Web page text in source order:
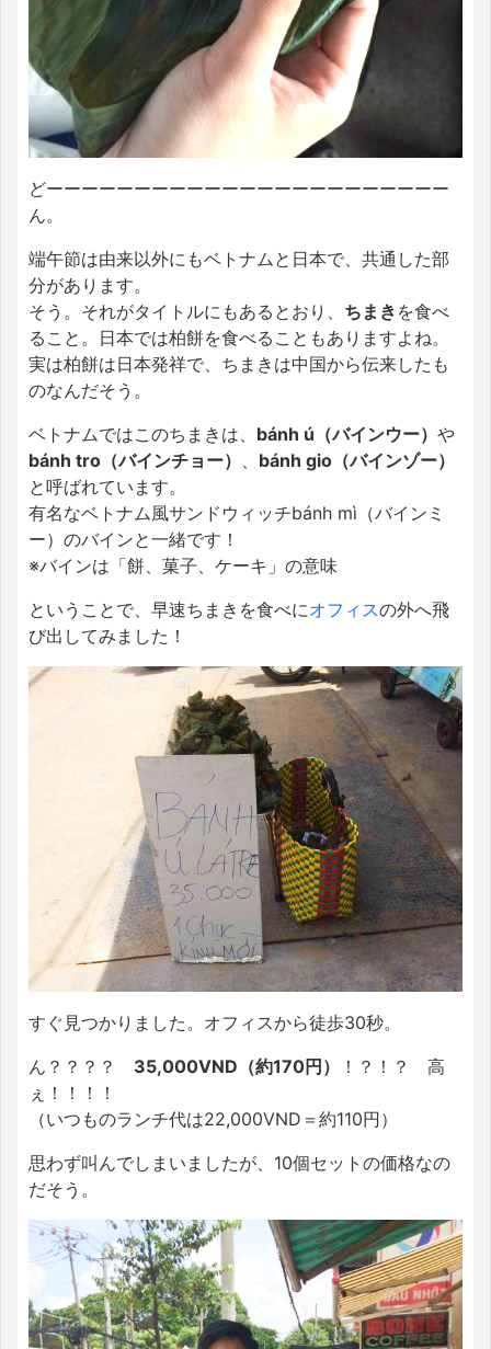
どーーーーーーーーーーーーーーーーーーーーーーー
ん。
端午節は由来以外にもベトナムと日本で、共通した部
分があります。
そう。それがタイトルにもあるとおり、 ちまき を食べ
ること。日本では柏餅を食べることもありますよね。
実は柏餅は日本発祥で、ちまきは中国から伝来したも
のなんだそう。
ベトナムではこのちまきは、 bánh ú（バインウー） や
bánh tro（バインチョー） 、 bánh gio（バインゾー）
と呼ばれています。
有名なベトナム風サンドウィッチbánh mì（バインミ
ー）のバインと一緒です！
※バインは「餅、菓子、ケーキ」の意味
ということで、早速ちまきを食べにオフィスの外へ飛
び出してみました！
すぐ見つかりました。オフィスから徒歩30秒。
ん？？？？ 35,000VND（約170円）
！？！？ 高
ぇ！！！！
（いつものランチ代は22,000VND＝約110円）
思わず叫んでしまいましたが、10個セットの価格なの
だそう。